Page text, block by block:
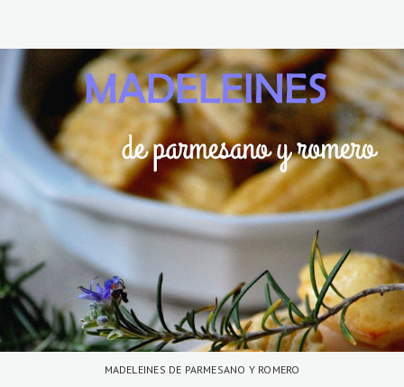
MADELEINES DE PARMESANO Y ROMERO